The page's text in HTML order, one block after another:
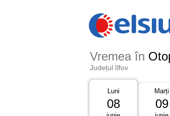
Vremea în
Județul Ilfov
Luni
08
Marți
09